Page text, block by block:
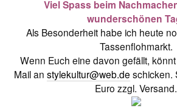
Viel Spass beim
wunderschönen
Als Besonderheit habe ich heute
Tassenflohmarkt.
Wenn Euch eine davon gefällt,
Mail anstylekultur@web.de schicken.
Euro zzgl. Versand.